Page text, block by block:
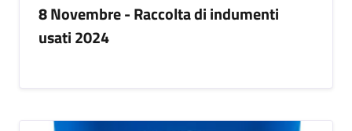
8 Novembre - Raccolta di indumenti
usati 2024